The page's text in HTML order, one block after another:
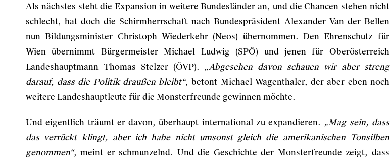
Als nächstes steht die Expansion in weitere Bundesländer an, und die Chancen stehen nicht
schlecht, hat doch die Schirmherrschaft nach Bundespräsident Alexander Van der Bellen
nun Bildungsminister Christoph Wiederkehr (Neos) übernommen. Den Ehrenschutz für
Wien übernimmt Bürgermeister Michael Ludwig (SPÖ) und jenen für Oberösterreich
Landeshauptmann Thomas Stelzer (ÖVP). „Abgesehen davon schauen wir aber streng
darauf, dass die Politik draußen bleibt“, betont Michael Wagenthaler, der aber eben noch
weitere Landeshauptleute für die Monsterfreunde gewinnen möchte.
Und eigentlich träumt er davon, überhaupt international zu expandieren. „Mag sein, dass
das verrückt klingt, aber ich habe nicht umsonst gleich die amerikanischen Tonsilben
genommen“, meint er schmunzelnd. Und die Geschichte der Monsterfreunde zeigt, dass